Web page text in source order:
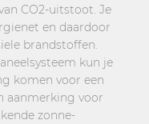
CO2-uitstoot. Je
en daardoor
brandstoffen.
kun je
komen voor een
aanmerking voor
zonne-